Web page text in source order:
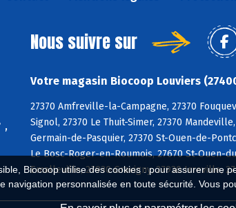
Biocoop utilise des cookies : pour assurer
navigation personnalisée en toute sécurité. Vous
,
Nous suivre sur
Votre magasin Biocoop Louviers
27370 Amfreville-la-Campagne, 27370
Signol, 27370 Le Thuit-Simer, 27370
Germain-de-Pasquier, 27370 St-Ouen-de-
Le Bosc-Roger-en-Roumois, 27670 St-Ouen-
Emalleville, 27930 Gravigny, 27930 Irreville,